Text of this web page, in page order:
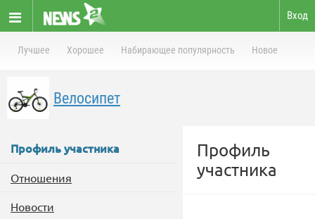
Вход
Лучшее Хорошее Набирающее популярность Новое
Велосипет
Профиль участника
Отношения
Новости
Профиль
участника